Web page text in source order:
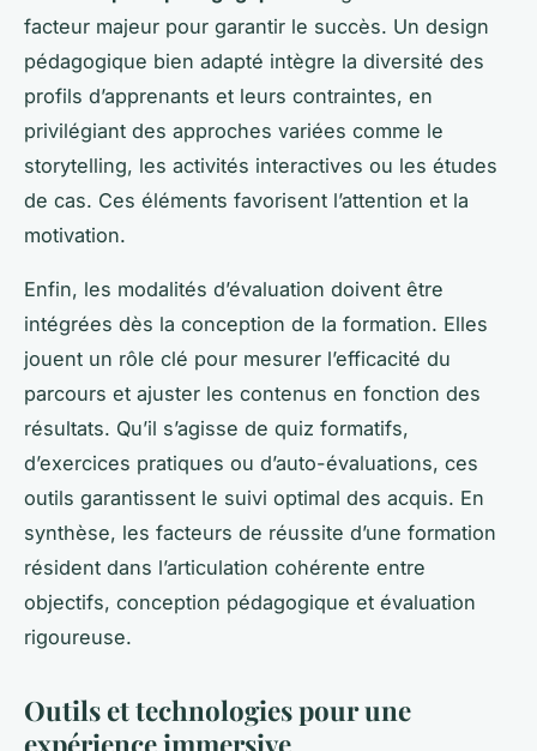
facteur majeur pour garantir le succès. Un design
pédagogique bien adapté intègre la diversité des
profils d’apprenants et leurs contraintes, en
privilégiant des approches variées comme le
storytelling, les activités interactives ou les études
de cas. Ces éléments favorisent l’attention et la
motivation.
Enfin, les modalités d’évaluation doivent être
intégrées dès la conception de la formation. Elles
jouent un rôle clé pour mesurer l’efficacité du
parcours et ajuster les contenus en fonction des
résultats. Qu’il s’agisse de quiz formatifs,
d’exercices pratiques ou d’auto-évaluations, ces
outils garantissent le suivi optimal des acquis. En
synthèse, les facteurs de réussite d’une formation
résident dans l’articulation cohérente entre
objectifs, conception pédagogique et évaluation
rigoureuse.
Outils et technologies pour une